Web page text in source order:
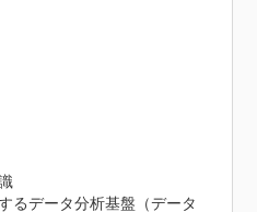
るデータ分析基盤（データ